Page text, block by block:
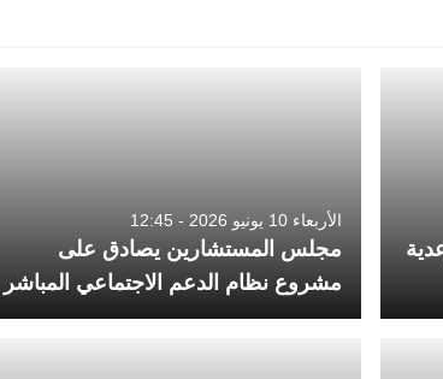
الأربعاء 10 يونيو 2026 - 12:45
مجلس المستشارين يصادق على
مشروع نظام الدعم الاجتماعي المباشر